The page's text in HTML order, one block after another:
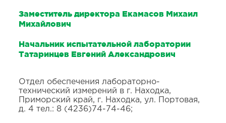
Заместитель директора Екамасов Михаил
Михайлович
Начальник испытательной лаборатории
Татаринцев Евгений Александрович
Отдел обеспечения лабораторно-
технический измерений в г. Находка,
Приморский край, г. Находка, ул. Портовая,
д. 4 тел.: 8 (4236)74-74-46;